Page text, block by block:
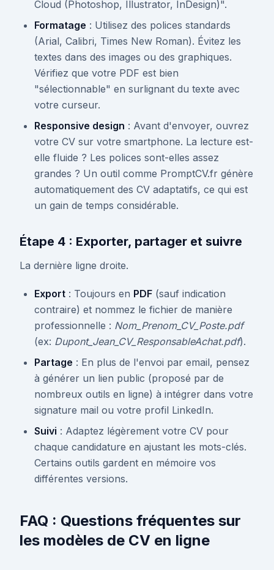
Cloud (Photoshop, Illustrator, InDesign)".
Formatage : Utilisez des polices standards
(Arial, Calibri, Times New Roman). Évitez les
textes dans des images ou des graphiques.
Vérifiez que votre PDF est bien
"sélectionnable" en surlignant du texte avec
votre curseur.
Responsive design : Avant d'envoyer, ouvrez
votre CV sur votre smartphone. La lecture est-
elle fluide ? Les polices sont-elles assez
grandes ? Un outil comme PromptCV.fr génère
automatiquement des CV adaptatifs, ce qui est
un gain de temps considérable.
Étape 4 : Exporter, partager et suivre
La dernière ligne droite.
Export : Toujours en PDF (sauf indication
contraire) et nommez le fichier de manière
professionnelle : Nom_Prenom_CV_Poste.pdf
(ex: Dupont_Jean_CV_ResponsableAchat.pdf).
Partage : En plus de l'envoi par email, pensez
à générer un lien public (proposé par de
nombreux outils en ligne) à intégrer dans votre
signature mail ou votre profil LinkedIn.
Suivi : Adaptez légèrement votre CV pour
chaque candidature en ajustant les mots-clés.
Certains outils gardent en mémoire vos
différentes versions.
FAQ : Questions fréquentes sur
les modèles de CV en ligne